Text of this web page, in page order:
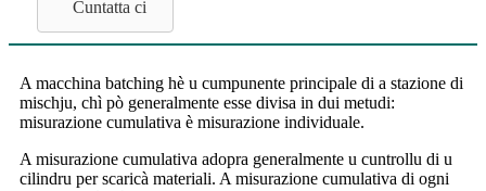
Cuntatta ci
A macchina batching hè u cumpunente principale di a stazione di
mischju, chì pò generalmente esse divisa in dui metudi:
misurazione cumulativa è misurazione individuale.
A misurazione cumulativa adopra generalmente u cuntrollu di u
cilindru per scaricà materiali. A misurazione cumulativa di ogni